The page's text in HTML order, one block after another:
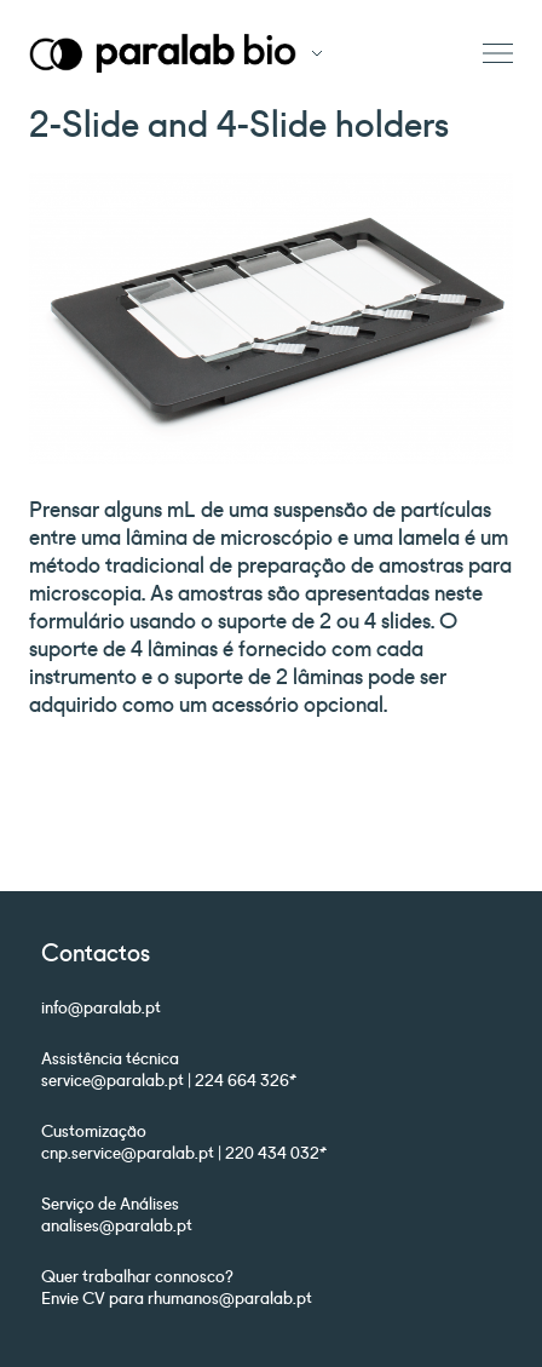
2-Slide and 4-Slide holders
Prensar alguns mL de uma suspensão de partículas
entre uma lâmina de microscópio e uma lamela é um
método tradicional de preparação de amostras para
microscopia. As amostras são apresentadas neste
formulário usando o suporte de 2 ou 4 slides. O
suporte de 4 lâminas é fornecido com cada
instrumento e o suporte de 2 lâminas pode ser
adquirido como um acessório opcional.
Contactos
info@paralab.pt
Assistência técnica
service@paralab.pt | 224 664 326*
Customização
cnp.service@paralab.pt | 220 434 032*
Serviço de Análises
analises@paralab.pt
Quer trabalhar connosco?
Envie CV para rhumanos@paralab.pt